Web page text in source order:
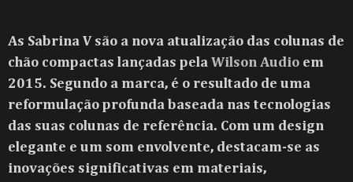
As Sabrina V são a nova atualização das colunas de
chão compactas lançadas pela Wilson Audio em
2015. Segundo a marca, é o resultado de uma
reformulação profunda baseada nas tecnologias
das suas colunas de referência. Com um design
elegante e um som envolvente, destacam-se as
inovações significativas em materiais,